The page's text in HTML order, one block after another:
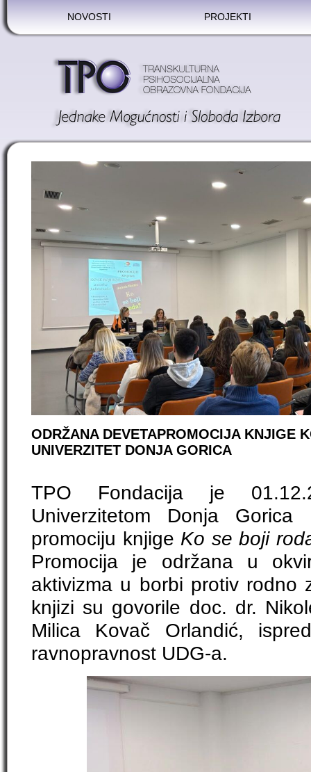
NOVOSTI PROJEKTI
ODRŽANA DEVETAPROMOCIJA KNJIGE
UNIVERZITET DONJA GORICA
TPO Fondacija je
Univerzitetom Donja
promociju knjige Ko se boji
Promocija je održana u
aktivizma u borbi protiv rodno
knjizi su govorile doc. dr.
Milica Kovač Orlandić,
ravnopravnost UDG-a.